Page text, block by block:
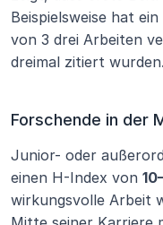
Beispielsweise hat
von 3 drei Arbeiten
dreimal zitiert wurden.
Forschende in der
Junior- oder
einen H-Index von
wirkungsvolle Arbeit